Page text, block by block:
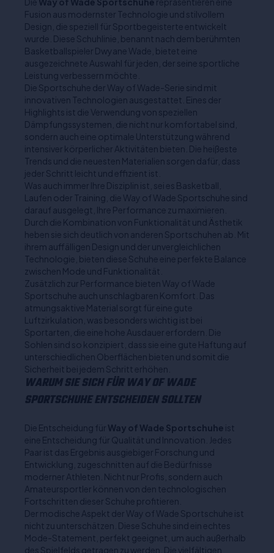
Fusion aus modernster Technologie und stilvollem
Design, die speziell für Sportbegeisterte entwickelt
wurde. Diese Schuhlinie, benannt nach dem berühmten
Basketballspieler Dwyane Wade, bietet eine
ausgezeichnete Auswahl für jeden, der seine sportliche
Leistung verbessern möchte.
Die Sportschuhe der Way of Wade-Serie sind mit
innovativen Technologien ausgestattet. Eines der
Highlights ist die Verwendung von speziellen
Dämpfungssystemen, die nicht nur komfortabel sind,
sondern auch eine optimale Unterstützung während
intensiver körperlicher Aktivitäten bieten. Die heißeste
Trends und die neuesten Materialien sorgen dafür, dass
jeder Schritt leicht und effizient ist.
Was auch immer Ihre Disziplin ist, sei es Basketball,
Laufen oder Training, die Way of Wade Sportschuhe sind
darauf ausgelegt, Ihre Performance zu maximieren.
Durch die Kombination von Funktionalität und Ästhetik
heben sie sich deutlich von anderen Sportschuhen ab. Mit
ihrem auffälligen Design und der unvergleichlichen
Technologie, bieten diese Schuhe eine perfekte Balance
zwischen Mode und Funktionalität.
Zusätzlich zur Performance bieten Way of Wade
Sportschuhe auch unschlagbaren Komfort. Das
atmungsaktive Material sorgt für eine gute
Luftzirkulation, was besonders wichtig ist bei
Sportarten, die eine hohe Ausdauer erfordern. Die
Sohlen sind so konzipiert, dass sie eine gute Haftung auf
unterschiedlichen Oberflächen bieten und somit die
Sicherheit bei jedem Schritt erhöhen.
WARUM SIE SICH FÜR WAY OF WADE
SPORTSCHUHE ENTSCHEIDEN SOLLTEN
Die Entscheidung für Way of Wade Sportschuhe ist
eine Entscheidung für Qualität und Innovation. Jedes
Paar ist das Ergebnis ausgiebiger Forschung und
Entwicklung, zugeschnitten auf die Bedürfnisse
moderner Athleten. Nicht nur Profis, sondern auch
Amateursportler können von den technologischen
Fortschritten dieser Schuhe profitieren.
Der modische Aspekt der Way of Wade Sportschuhe ist
nicht zu unterschätzen. Diese Schuhe sind ein echtes
Mode-Statement, perfekt geeignet, um auch außerhalb
des Spielfelds getragen zu werden. Die vielfältigen